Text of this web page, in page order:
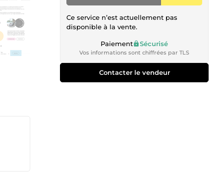
Ce service n’est actuellement pas
disponible à la vente.
Paiement Sécurisé
Vos informations sont chiffrées par TLS
Contacter le vendeur